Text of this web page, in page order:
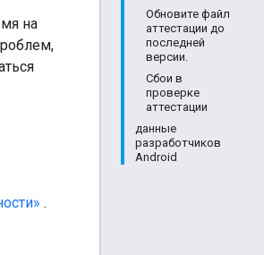
Обновите файл
аттестации до
последней
версии.
Сбои в
проверке
аттестации
данные
разработчиков
Android
на
.